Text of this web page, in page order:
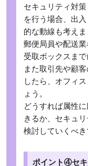
セキュリティ対
を行う場合、出
的な動線も考えま
郵便局員や配送
受取ボックスまで
また取引先や顧
したら、オフィ
ょう。
どうすれば属性
きるか、セキュ
検討していくべき
ポイント④セ